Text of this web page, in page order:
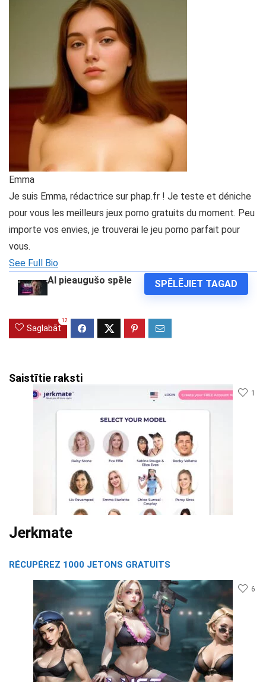
Emma
Je suis Emma, rédactrice sur phap.fr ! Je teste et déniche
pour vous les meilleurs jeux porno gratuits du moment. Peu
importe vos envies, je trouverai le jeu porno parfait pour
vous.
See Full Bio
AI pieaugušo spēle
SPĒLĒJIET TAGAD
Saglabāt
12
Saistītie raksti
1
Jerkmate
RÉCUPÉREZ 1000 JETONS GRATUITS
6